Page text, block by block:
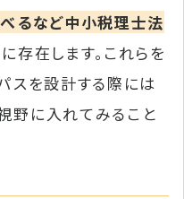
るなど中小税理士法
存在します。これらを
スを設計する際には
野に入れてみること